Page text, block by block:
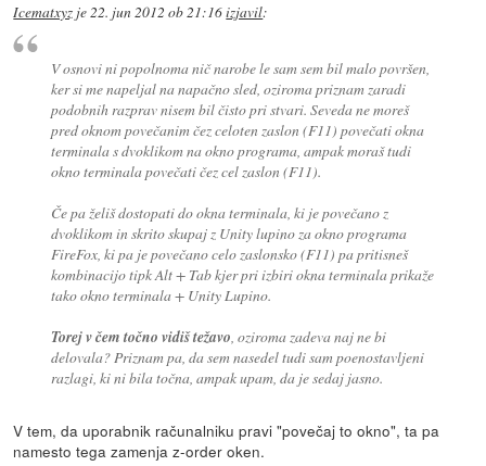
Icematxyz je22. jun 2012 ob 21:16izjavil:
V osnovi ni popolnoma nič narobe le sam sem bil malo površen,
ker si me napeljal na napačno sled, oziroma priznam zaradi
podobnih razprav nisem bil čisto pri stvari. Seveda ne moreš
pred oknom povečanim čez celoten zaslon (F11) povečati okna
terminala s dvoklikom na okno programa, ampak moraš tudi
okno terminala povečati čez cel zaslon (F11).
Če pa želiš dostopati do okna terminala, ki je povečano z
dvoklikom in skrito skupaj z Unity lupino za okno programa
FireFox, ki pa je povečano celo zaslonsko (F11) pa pritisneš
kombinacijo tipk Alt + Tab kjer pri izbiri okna terminala prikaže
tako okno terminala + Unity Lupino.
Torej v čem točno vidiš težavo, oziroma zadeva naj ne bi
delovala? Priznam pa, da sem nasedel tudi sam poenostavljeni
razlagi, ki ni bila točna, ampak upam, da je sedaj jasno.
V tem, da uporabnik računalniku pravi "povečaj to okno", ta pa
namesto tega zamenja z-order oken.